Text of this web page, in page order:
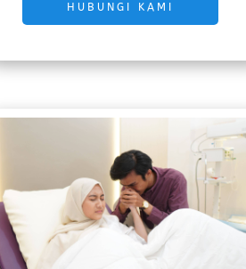
HUBUNGI KAMI